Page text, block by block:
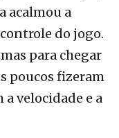
acalmou a
do jogo.
para chegar
poucos fizeram
velocidade e a